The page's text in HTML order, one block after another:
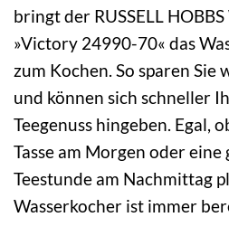
bringt der RUSSELL
»Victory 24990-70« das
zum Kochen. So sparen
und können sich schneller
Teegenuss hingeben. Egal,
Tasse am Morgen oder
Teestunde am Nachmittag
Wasserkocher ist immer